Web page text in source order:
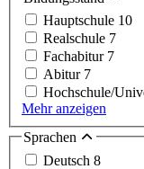
Hauptschule 10
Realschule 7
Fachabitur 7
Abitur 7
Hochschule/
Mehr anzeigen
Sprachen
Deutsch 8